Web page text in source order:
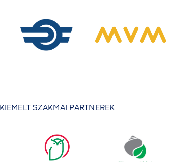
KIEMELT SZAKMAI PARTNEREK